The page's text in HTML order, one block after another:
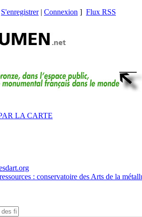
S'enregistrer| Connexion ] Flux RSS
LA CARTE
: conservatoire des Arts de la